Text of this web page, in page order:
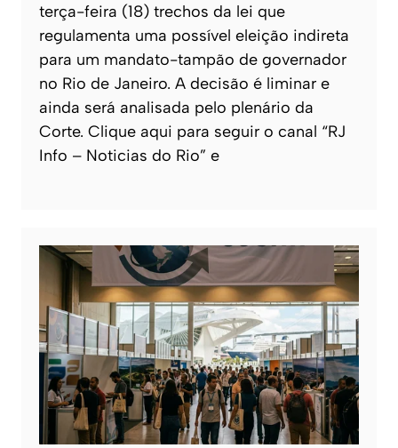
terça-feira (18) trechos da lei que
regulamenta uma possível eleição indireta
para um mandato-tampão de governador
no Rio de Janeiro. A decisão é liminar e
ainda será analisada pelo plenário da
Corte. Clique aqui para seguir o canal “RJ
Info – Noticias do Rio” e